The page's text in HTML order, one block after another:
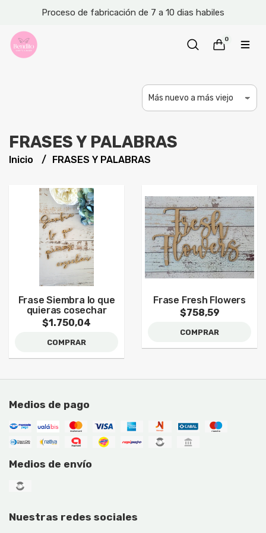
Proceso de fabricación de 7 a 10 dias habiles
0
FRASES Y PALABRAS
Inicio FRASES Y PALABRAS
Frase Siembra lo que
quieras cosechar
$1.750,04
COMPRAR
Frase Fresh Flowers
$758,59
COMPRAR
Medios de pago
Medios de envío
Nuestras redes sociales